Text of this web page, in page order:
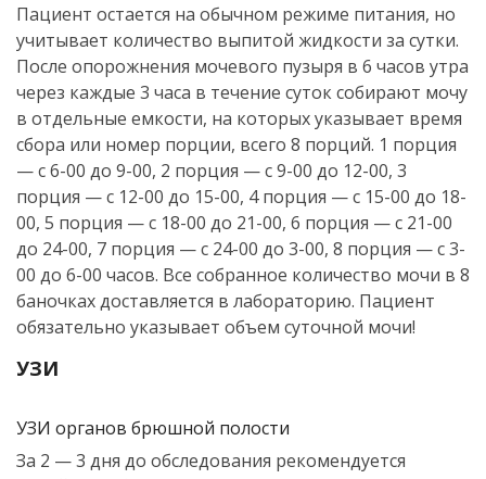
Пациент остается на обычном режиме питания, но
учитывает количество выпитой жидкости за сутки.
После опорожнения мочевого пузыря в 6 часов утра
через каждые 3 часа в течение суток собирают мочу
в отдельные емкости, на которых указывает время
сбора или номер порции, всего 8 порций. 1 порция
— с 6-00 до 9-00, 2 порция — с 9-00 до 12-00, 3
порция — с 12-00 до 15-00, 4 порция — с 15-00 до 18-
00, 5 порция — с 18-00 до 21-00, 6 порция — с 21-00
до 24-00, 7 порция — с 24-00 до 3-00, 8 порция — с 3-
00 до 6-00 часов. Все собранное количество мочи в 8
баночках доставляется в лабораторию. Пациент
обязательно указывает объем суточной мочи!
УЗИ
УЗИ органов брюшной полости
За 2 — 3 дня до обследования рекомендуется